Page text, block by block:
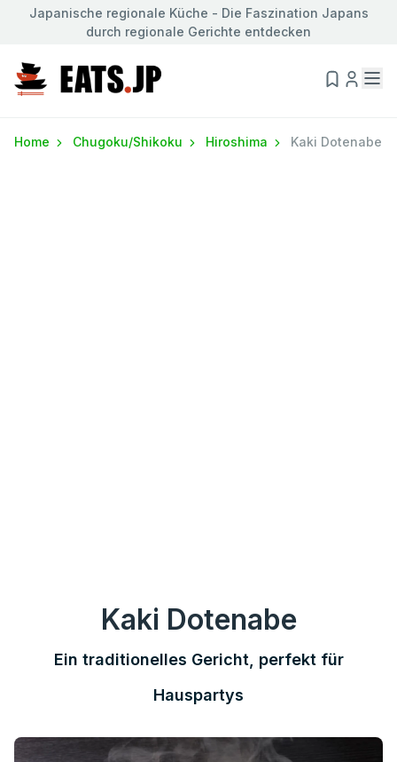
Japanische regionale Küche - Die Faszination Japans
durch regionale Gerichte entdecken
Home Chugoku/Shikoku Hiroshima Kaki Dotenabe
Kaki Dotenabe
Ein traditionelles Gericht, perfekt für
Hauspartys